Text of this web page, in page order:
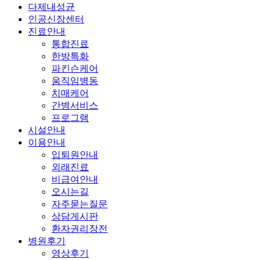
다제내성균
인공신장센터
진료안내
통합진료
한방특화
파킨슨케어
움직임병동
치매케어
간병서비스
프로그램
시설안내
이용안내
입퇴원안내
외래진료
비급여안내
오시는길
자주묻는질문
상담게시판
환자권리장전
병원후기
영상후기